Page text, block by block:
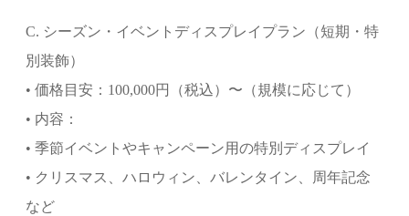
C. シーズン・イベントディスプレイプラン（短期・特
別装飾）
• 価格目安：100,000円（税込）〜（規模に応じて）
• 内容：
• 季節イベントやキャンペーン用の特別ディスプレイ
• クリスマス、ハロウィン、バレンタイン、周年記念
など